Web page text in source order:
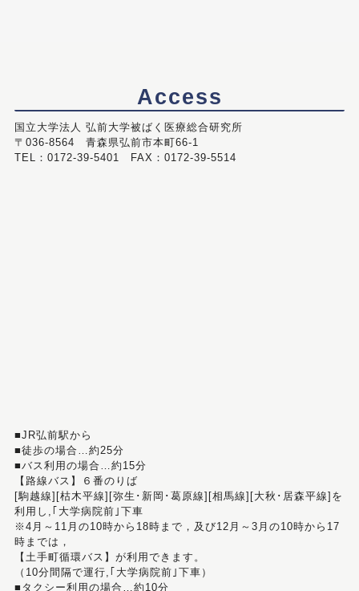
Access
国立大学法人 弘前大学被ばく医療総合研究所
〒036-8564 青森県弘前市本町66-1
TEL：0172-39-5401 FAX：0172-39-5514
■JR弘前駅から
■徒歩の場合…約25分
■バス利用の場合…約15分
【路線バス】６番のりば
[駒越線][枯木平線][弥生･新岡･葛原線][相馬線][大秋･居森平線]を
利用し,｢大学病院前｣下車
※4月～11月の10時から18時まで，及び12月～3月の10時から17
時までは，
【土手町循環バス】が利用できます。
（10分間隔で運行,｢大学病院前｣下車）
■タクシー利用の場合…約10分